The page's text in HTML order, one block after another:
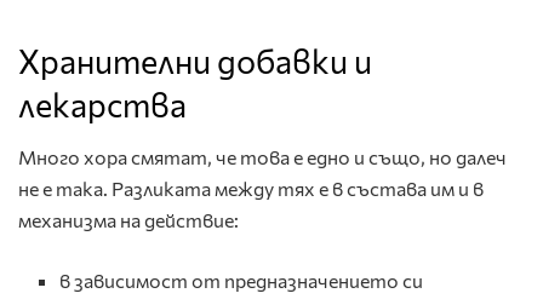
Хранителни добавки и
лекарства
Много хора смятат, че това е едно и също, но далеч
не е така. Разликата между тях е в състава им и в
механизма на действие:
в зависимост от предназначението си